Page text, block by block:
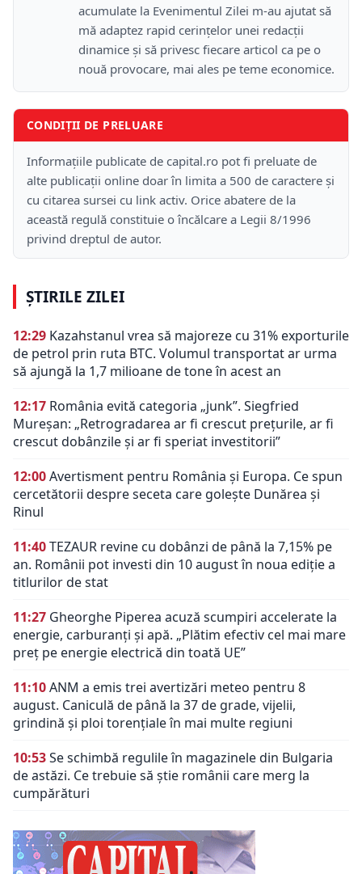
acumulate la Evenimentul Zilei m-au ajutat să
mă adaptez rapid cerințelor unei redacții
dinamice și să privesc fiecare articol ca pe o
nouă provocare, mai ales pe teme economice.
CONDIȚII DE PRELUARE
Informațiile publicate de capital.ro pot fi preluate de
alte publicații online doar în limita a 500 de caractere și
cu citarea sursei cu link activ. Orice abatere de la
această regulă constituie o încălcare a Legii 8/1996
privind dreptul de autor.
ȘTIRILE ZILEI
12:29 Kazahstanul vrea să majoreze cu 31% exporturile
de petrol prin ruta BTC. Volumul transportat ar urma
să ajungă la 1,7 milioane de tone în acest an
12:17 România evită categoria „junk”. Siegfried
Mureșan: „Retrogradarea ar fi crescut preţurile, ar fi
crescut dobânzile şi ar fi speriat investitorii”
12:00Avertisment pentru România și Europa. Ce spun
cercetătorii despre seceta care golește Dunărea și
Rinul
11:40TEZAUR revine cu dobânzi de până la 7,15% pe
an. Românii pot investi din 10 august în noua ediție a
titlurilor de stat
11:27 Gheorghe Piperea acuză scumpiri accelerate la
energie, carburanți și apă. „Plătim efectiv cel mai mare
preț pe energie electrică din toată UE”
11:10ANM a emis trei avertizări meteo pentru 8
august. Caniculă de până la 37 de grade, vijelii,
grindină și ploi torențiale în mai multe regiuni
10:53Se schimbă regulile în magazinele din Bulgaria
de astăzi. Ce trebuie să știe românii care merg la
cumpărături